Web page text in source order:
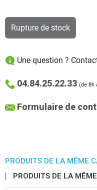
Rupture de stock
Une question ?
04.84.25.22.33 (de 8h
Formulaire de
PRODUITS DE LA MÊME
PRODUITS DE LA